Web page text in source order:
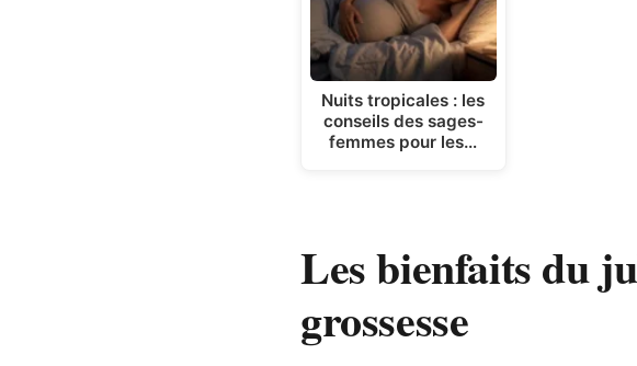
Nuits tropicales : les
conseils des sages-
femmes pour les…
Les bienfaits du
grossesse